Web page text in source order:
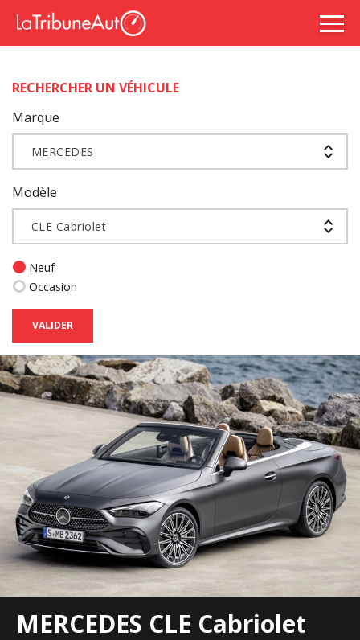
RECHERCHER UN VÉHICULE
Marque
MERCEDES
Modèle
CLE Cabriolet
Neuf
Occasion
VALIDER
MERCEDES CLE Cabriolet